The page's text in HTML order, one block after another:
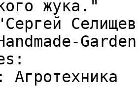
жука."